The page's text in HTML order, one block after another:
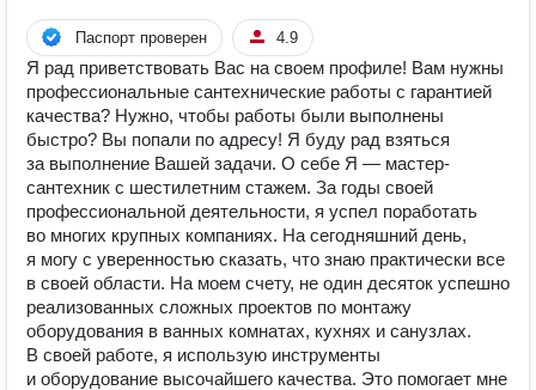
Паспорт проверен 4.9
Я рад приветствовать Вас на своем профиле! Вам нужны
профессиональные сантехнические работы с гарантией
качества? Нужно, чтобы работы были выполнены
быстро? Вы попали по адресу! Я буду рад взяться
за выполнение Вашей задачи. О себе Я — мастер-
сантехник с шестилетним стажем. За годы своей
профессиональной деятельности, я успел поработать
во многих крупных компаниях. На сегодняшний день,
я могу с уверенностью сказать, что знаю практически все
в своей области. На моем счету, не один десяток успешно
реализованных сложных проектов по монтажу
оборудования в ванных комнатах, кухнях и санузлах.
В своей работе, я использую инструменты
и оборудование высочайшего качества. Это помогает мне